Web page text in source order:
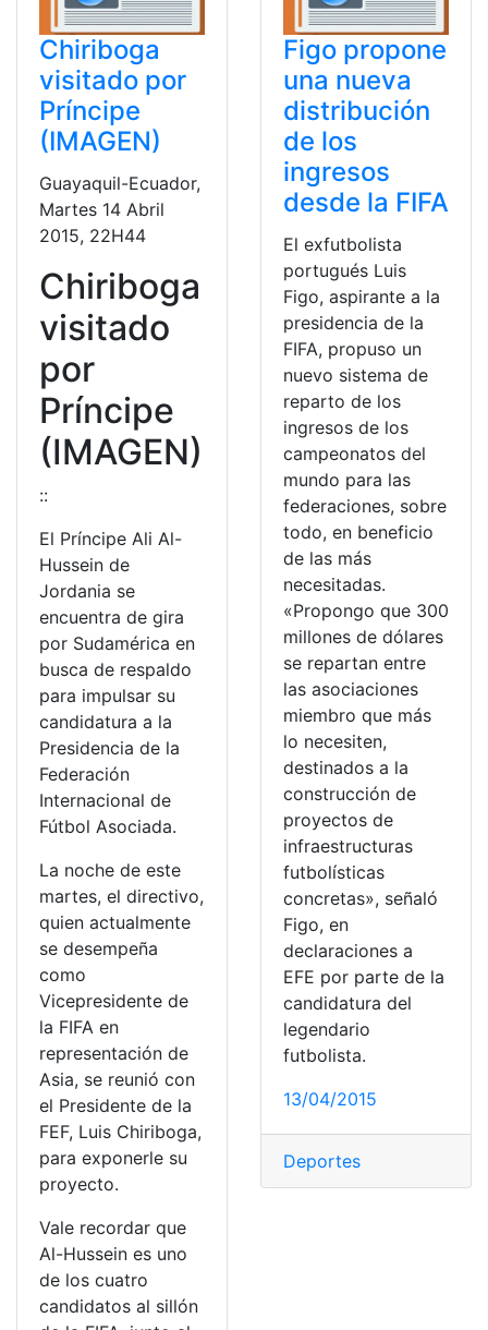
Chiriboga
visitado por
Príncipe
(IMAGEN)
Guayaquil-Ecuador,
Martes 14 Abril
2015, 22H44
Chiriboga
visitado
por
Príncipe
(IMAGEN)
::
El Príncipe Ali Al-
Hussein de
Jordania se
encuentra de gira
por Sudamérica en
busca de respaldo
para impulsar su
candidatura a la
Presidencia de la
Federación
Internacional de
Fútbol Asociada.
La noche de este
martes, el directivo,
quien actualmente
se desempeña
como
Vicepresidente de
la FIFA en
representación de
Asia, se reunió con
el Presidente de la
FEF, Luis Chiriboga,
para exponerle su
proyecto.
Vale recordar que
Al-Hussein es uno
de los cuatro
candidatos al sillón
Figo propone
una nueva
distribución
de los
ingresos
desde la FIFA
El exfutbolista
portugués Luis
Figo, aspirante a la
presidencia de la
FIFA, propuso un
nuevo sistema de
reparto de los
ingresos de los
campeonatos del
mundo para las
federaciones, sobre
todo, en beneficio
de las más
necesitadas.
«Propongo que 300
millones de dólares
se repartan entre
las asociaciones
miembro que más
lo necesiten,
destinados a la
construcción de
proyectos de
infraestructuras
futbolísticas
concretas», señaló
Figo, en
declaraciones a
EFE por parte de la
candidatura del
legendario
futbolista.
13/04/2015
Deportes